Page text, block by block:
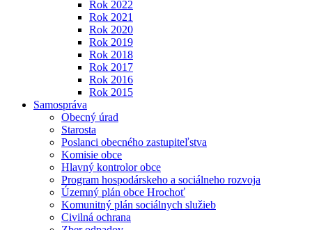
Rok 2022
Rok 2021
Rok 2020
Rok 2019
Rok 2018
Rok 2017
Rok 2016
Rok 2015
Samospráva
Obecný úrad
Starosta
Poslanci obecného zastupiteľstva
Komisie obce
Hlavný kontrolor obce
Program hospodárskeho a sociálneho rozvoja
Územný plán obce Hrochoť
Komunitný plán sociálnych služieb
Civilná ochrana